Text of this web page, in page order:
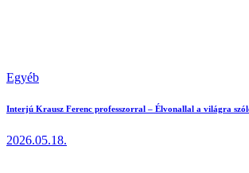
Egyéb
Interjú Krausz Ferenc professzorral – Élvonallal a világra
2026.05.18.